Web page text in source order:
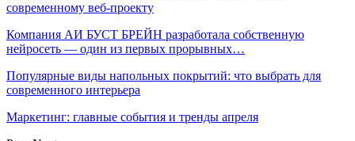
современному веб-проекту
Компания АИ БУСТ БРЕЙН разработала собственную
нейросеть — один из первых прорывных…
Популярные виды напольных покрытий: что выбрать для
современного интерьера
Маркетинг: главные события и тренды апреля